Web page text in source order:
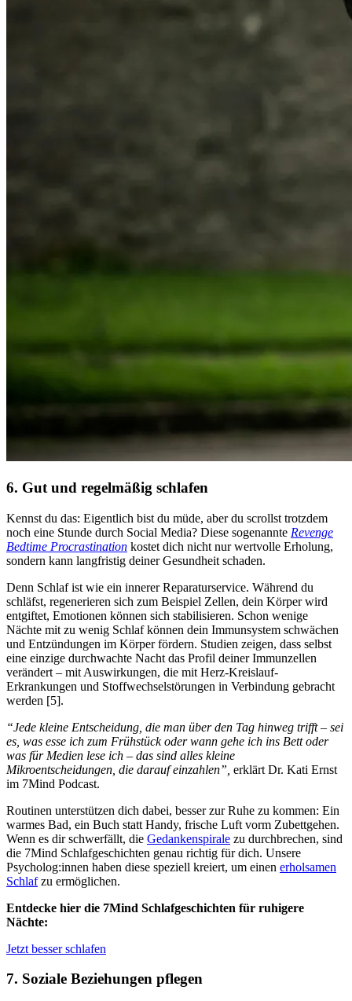
6. Gut und regelmäßig schlafen
Kennst du das: Eigentlich bist du müde, aber du scrollst trotzdem
noch eine Stunde durch Social Media? Diese sogenannte Revenge
Bedtime Procrastination kostet dich nicht nur wertvolle Erholung,
sondern kann langfristig deiner Gesundheit schaden.
Denn Schlaf ist wie ein innerer Reparaturservice. Während du
schläfst, regenerieren sich zum Beispiel Zellen, dein Körper wird
entgiftet, Emotionen können sich stabilisieren. Schon wenige
Nächte mit zu wenig Schlaf können dein Immunsystem schwächen
und Entzündungen im Körper fördern. Studien zeigen, dass selbst
eine einzige durchwachte Nacht das Profil deiner Immunzellen
verändert – mit Auswirkungen, die mit Herz-Kreislauf-
Erkrankungen und Stoffwechselstörungen in Verbindung gebracht
werden [5].
“Jede kleine Entscheidung, die man über den Tag hinweg trifft – sei
es, was esse ich zum Frühstück oder wann gehe ich ins Bett oder
was für Medien lese ich – das sind alles kleine
Mikroentscheidungen, die darauf einzahlen”, erklärt Dr. Kati Ernst
im 7Mind Podcast.
Routinen unterstützen dich dabei, besser zur Ruhe zu kommen: Ein
warmes Bad, ein Buch statt Handy, frische Luft vorm Zubettgehen.
Wenn es dir schwerfällt, die Gedankenspirale zu durchbrechen, sind
die 7Mind Schlafgeschichten genau richtig für dich. Unsere
Psycholog:innen haben diese speziell kreiert, um einen erholsamen
Schlafzu ermöglichen.
Entdecke hier die 7Mind Schlafgeschichten für ruhigere
Nächte:
Jetzt besser schlafen
7. Soziale Beziehungen pflegen